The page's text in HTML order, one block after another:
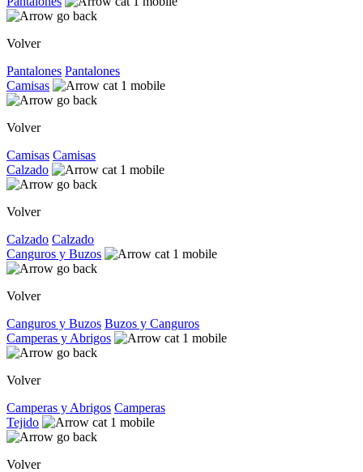
Volver
Pantalones Pantalones
Camisas
Volver
Camisas Camisas
Calzado
Volver
Calzado Calzado
Canguros y Buzos
Volver
Canguros y Buzos Buzos y Canguros
Camperas y Abrigos
Volver
Camperas y Abrigos Camperas
Tejido
Volver